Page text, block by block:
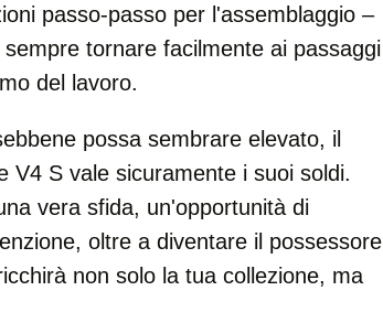
passo-passo per l'assemblaggio –
tornare facilmente ai passaggi
del lavoro.
possa sembrare elevato, il
V4 S vale sicuramente i suoi soldi.
vera sfida, un'opportunità di
oltre a diventare il possessore
non solo la tua collezione, ma